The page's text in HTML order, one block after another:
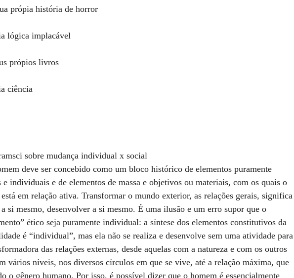
própia história de horror
lógica implacável
própios livros
ciência
sobre mudança individual x social
deve ser concebido como um bloco histórico de elementos puramente
e individuais e de elementos de massa e objetivos ou materiais, com os quais o
em relação ativa. Transformar o mundo exterior, as relações gerais, significa
si mesmo, desenvolver a si mesmo. É uma ilusão e um erro supor que o
ético seja puramente individual: a síntese dos elementos constitutivos da
é “individual”, mas ela não se realiza e desenvolve sem uma atividade para
das relações externas, desde aquelas com a natureza e com os outros
vários níveis, nos diversos círculos em que se vive, até a relação máxima, que
o gênero humano. Por isso, é possível dizer que o homem é essencialmente